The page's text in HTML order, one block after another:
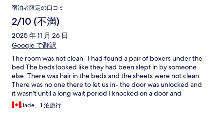
宿泊者限定の口コミ
2/10 (不満)
2025 年 11 月 26 日
Google で翻訳
The room was not clean- I had found a pair of boxers under the
bed The beds looked like they had been slept in by someone
else. There was hair in the beds and the sheets were not clean.
There was no one there to let us in- the door was unlocked and
it wasn't until a long wait period I knocked on a door and
someone came to show us our room. He was nice, but other
than that, the experience was awful. The kitchen/shared space
Jade、1 泊旅行